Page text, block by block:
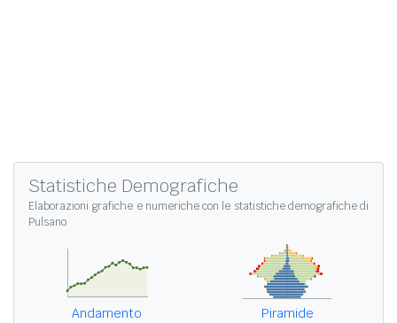
Statistiche Demografiche
Elaborazioni grafiche e numeriche con le statistiche demografiche di
Pulsano
Andamento
Piramide